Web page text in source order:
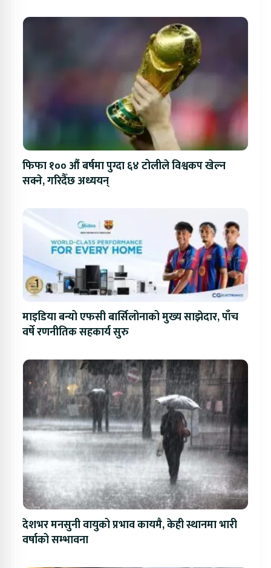
फिफा १०० औं बर्षमा पुग्दा ६४ टोलीले विश्वकप खेल्न
सक्ने, गरिदैँछ अध्ययन्
माइडिया बन्यो एफसी बार्सिलोनाको मुख्य साझेदार, पाँच
वर्षे रणनीतिक सहकार्य सुरु
देशभर मनसुनी वायुको प्रभाव कायमै, केही स्थानमा भारी
वर्षाको सम्भावना